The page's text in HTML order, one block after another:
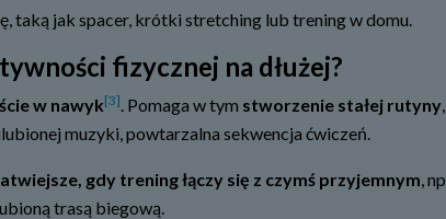
taką jak spacer, krótki stretching lub trening w domu.
fizycznej na dłużej?
w nawyk[3] . Pomaga w tym stworzenie stałej rutyny
muzyki, powtarzalna sekwencja ćwiczeń.
gdy trening łączy się z czymś przyjemnym , np.
trasą biegową.